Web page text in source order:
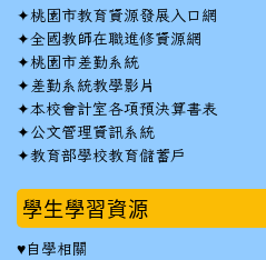
✦桃園市教育資源發展入口網
✦全國教師在職進修資源網
✦桃園市差勤系統
✦ 差勤系統教學影片
✦本校會計室各項預決算書表
✦公文管理資訊系統
✦教育部學校教育儲蓄戶
學生學習資源
♥自學相關